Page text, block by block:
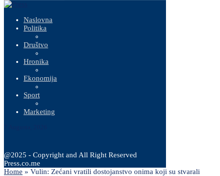
Naslovna
Politika
Društvo
Hronika
Ekonomija
Sport
Marketing
@2025 - Copyright and All Right Reserved
Press.co.me
Home » Vulin: Zećani vratili dostojanstvo onima koji su stvarali